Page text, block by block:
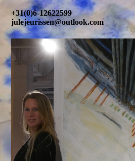
+31(0)6-12622599
julejeurissen@outlook.com